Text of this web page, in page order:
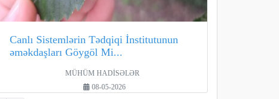
Canlı Sistemlərin Tədqiqi İnstitutunun
əməkdaşları Göygöl Mi...
MÜHÜM HADİSƏLƏR
08-05-2026